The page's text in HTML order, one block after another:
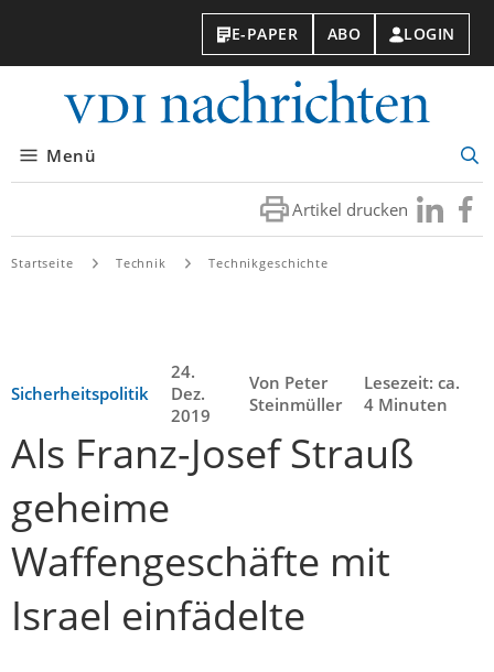
E-PAPER ABO LOGIN
Menü
Artikel drucken Besuchen
Sie
Sie
Startseite Technik Technikgeschichte
Sicherheitspolitik
24.
Dez.
2019
Von Peter
Steinmüller
Lesezeit: ca.
4 Minuten
Als Franz-Josef Strauß
geheime
Waffengeschäfte mit
Israel einfädelte